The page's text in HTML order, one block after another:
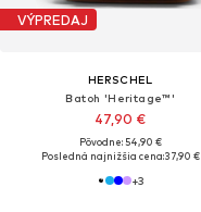
VÝPREDAJ
HERSCHEL
Batoh 'Heritage™'
47,90 €
Pôvodne: 54,90 €
Posledná najnižšia cena:37,90 €
+3